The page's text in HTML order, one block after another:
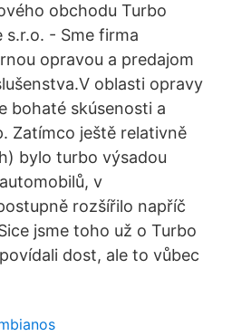
obchodu Turbo
s.r.o. - Sme firma
opravou a predajom
oblasti opravy
bohaté skúsenosti a
Zatímco ještě relativně
bylo turbo výsadou
v
rozšířilo napříč
jsme toho už o Turbo
dost, ale to vůbec